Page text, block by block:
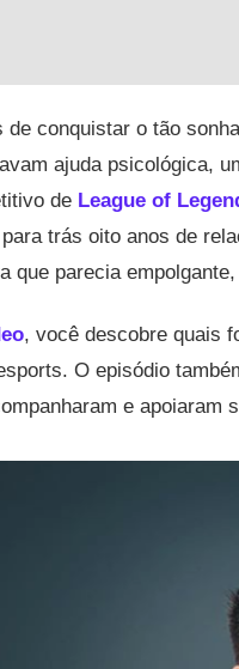
de conquistar o tão
ajuda psicológica,
de League of
trás oito anos de
que parecia
, você descobre quais
O episódio
e apoiaram